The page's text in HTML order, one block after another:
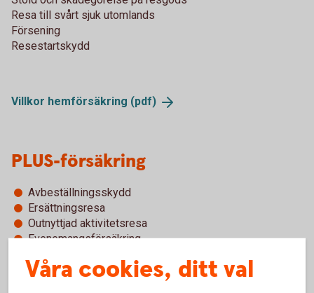
Resa till svårt sjuk utomlands
Försening
Resestartskydd
Villkor hemförsäkring (pdf)
PLUS-försäkring
Avbeställningsskydd
Ersättningsresa
Outnyttjad aktivitetsresa
Evenemangsförsäkring
Våra cookies, ditt val